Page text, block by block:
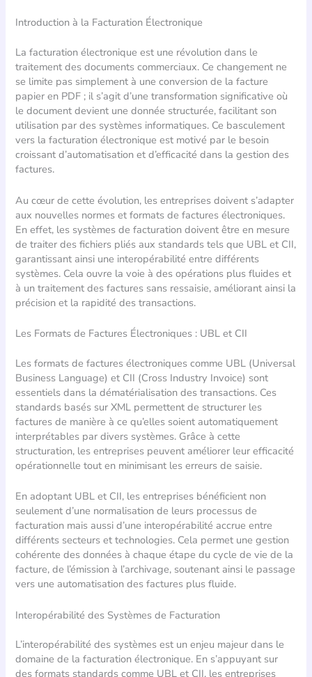
Introduction à la Facturation Électronique
La facturation électronique est une révolution dans le
traitement des documents commerciaux. Ce changement ne
se limite pas simplement à une conversion de la facture
papier en PDF ; il s’agit d’une transformation significative où
le document devient une donnée structurée, facilitant son
utilisation par des systèmes informatiques. Ce basculement
vers la facturation électronique est motivé par le besoin
croissant d’automatisation et d’efficacité dans la gestion des
factures.
Au cœur de cette évolution, les entreprises doivent s’adapter
aux nouvelles normes et formats de factures électroniques.
En effet, les systèmes de facturation doivent être en mesure
de traiter des fichiers pliés aux standards tels que UBL et CII,
garantissant ainsi une interopérabilité entre différents
systèmes. Cela ouvre la voie à des opérations plus fluides et
à un traitement des factures sans ressaisie, améliorant ainsi la
précision et la rapidité des transactions.
Les Formats de Factures Électroniques : UBL et CII
Les formats de factures électroniques comme UBL (Universal
Business Language) et CII (Cross Industry Invoice) sont
essentiels dans la dématérialisation des transactions. Ces
standards basés sur XML permettent de structurer les
factures de manière à ce qu’elles soient automatiquement
interprétables par divers systèmes. Grâce à cette
structuration, les entreprises peuvent améliorer leur efficacité
opérationnelle tout en minimisant les erreurs de saisie.
En adoptant UBL et CII, les entreprises bénéficient non
seulement d’une normalisation de leurs processus de
facturation mais aussi d’une interopérabilité accrue entre
différents secteurs et technologies. Cela permet une gestion
cohérente des données à chaque étape du cycle de vie de la
facture, de l’émission à l’archivage, soutenant ainsi le passage
vers une automatisation des factures plus fluide.
Interopérabilité des Systèmes de Facturation
L’interopérabilité des systèmes est un enjeu majeur dans le
domaine de la facturation électronique. En s’appuyant sur
des formats standards comme UBL et CII, les entreprises